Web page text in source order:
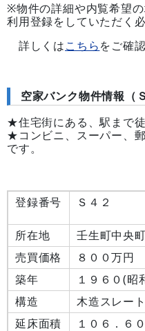
※物件の詳細や内覧希望
利用登録をしていただく
詳しくはこちらをご確
空家バンク物件情報（
★住宅街にある、駅まで
★コンビニ、スーパー、
です。
登録番号 Ｓ４２
所在地
壬生町中央町
売買価格
８００万円
築年
１９６
構造
木造スレー
延床面積
１０６．６